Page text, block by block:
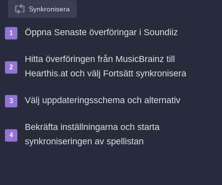
Synkronisera
Öppna Senaste överföringar i Soundiiz
Hitta överföringen från MusicBrainz till
Hearthis.at och välj Fortsätt synkronisera
Välj uppdateringsschema och alternativ
Bekräfta inställningarna och starta
synkroniseringen av spellistan